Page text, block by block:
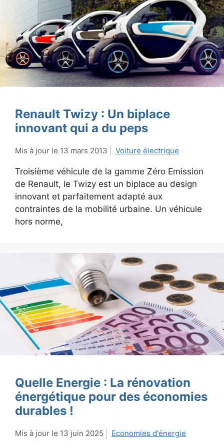
Renault Twizy : Un biplace
innovant qui a du peps
13 mars 2013 Voiture électrique
Troisième véhicule de la gamme Zéro Emission
de Renault, le Twizy est un biplace au design
innovant et parfaitement adapté aux
contraintes de la mobilité urbaine. Un véhicule
hors norme,
Quelle Energie : La rénovation
énergétique pour des économies
durables !
13 juin 2025 Economies d'énergie